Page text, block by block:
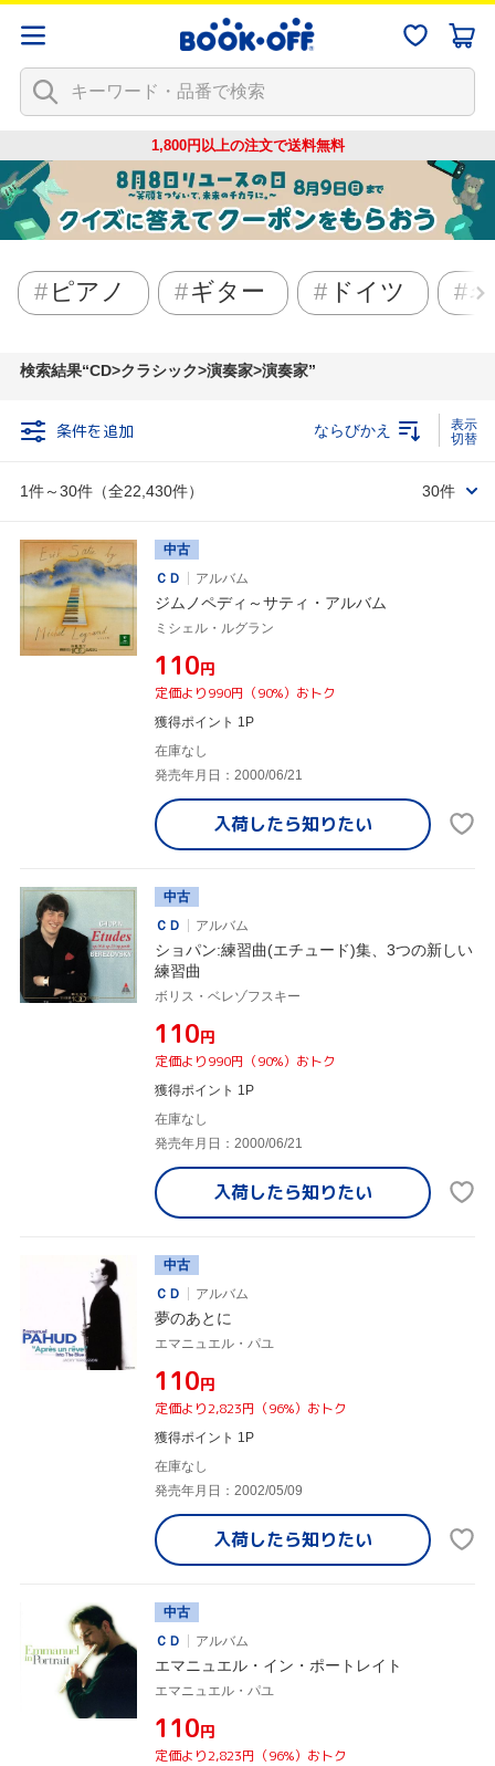
1,800円以上の注文で送料無料
ピアノ ギター ドイツ
検索結果 CD>クラシック>演奏家>演奏家
条件を追加
1件～30件（全22,430件）
ならびかえ
30件
中古
ＣＤ
アルバム
ジムノペディ～サティ・アルバム
ミシェル・ルグラン
¥110円
定価より990円（90%）おトク
獲得ポイント 1P
在庫なし
発売年月日：2000/06/21
入荷したら知りたい
中古
ＣＤ
アルバム
ショパン:練習曲(エチュード)集、3つの新しい
練習曲
ボリス・ベレゾフスキー
¥110円
定価より990円（90%）おトク
獲得ポイント 1P
在庫なし
発売年月日：2000/06/21
入荷したら知りたい
中古
ＣＤ
アルバム
夢のあとに
エマニュエル・パユ
¥110円
定価より2,823円（96%）おトク
獲得ポイント 1P
在庫なし
発売年月日：2002/05/09
入荷したら知りたい
中古
ＣＤ
アルバム
エマニュエル・イン・ポートレイト
エマニュエル・パユ
¥110円
定価より2,823円（96%）おトク